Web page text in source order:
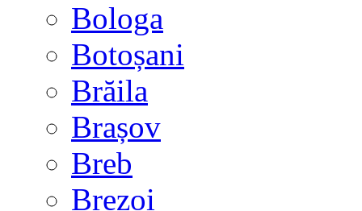
Bologa
Botoșani
Brăila
Brașov
Breb
Brezoi